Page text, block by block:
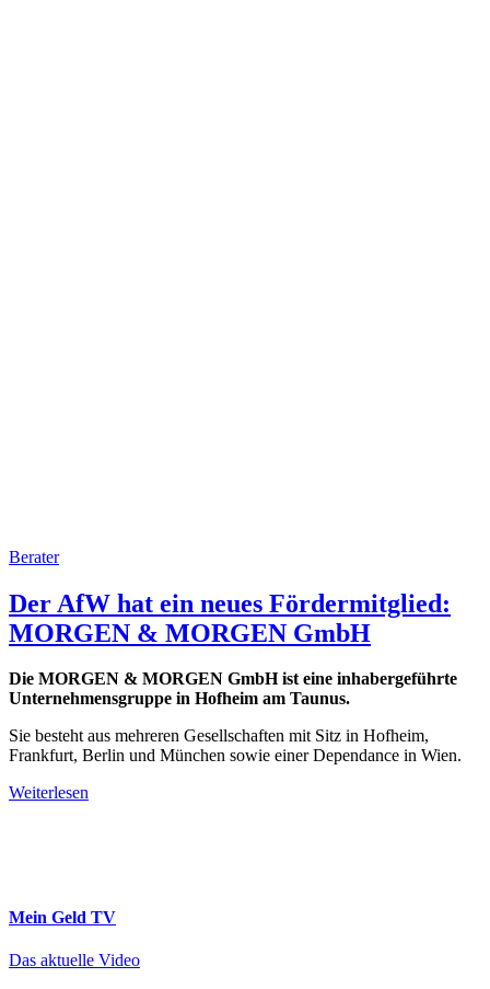
Berater
Der AfW hat ein neues Fördermitglied:
MORGEN & MORGEN GmbH
Die MORGEN & MORGEN GmbH ist eine inhabergeführte
Unternehmensgruppe in Hofheim am Taunus.
Sie besteht aus mehreren Gesellschaften mit Sitz in Hofheim,
Frankfurt, Berlin und München sowie einer Dependance in Wien.
Weiterlesen
Mein Geld TV
Das aktuelle Video